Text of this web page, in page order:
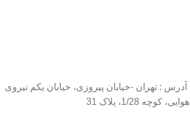
آدرس : تهران -خیابان پیروزی، خیابان یکم نیروی
هوایی، کوچه 1/28، پلاک 31